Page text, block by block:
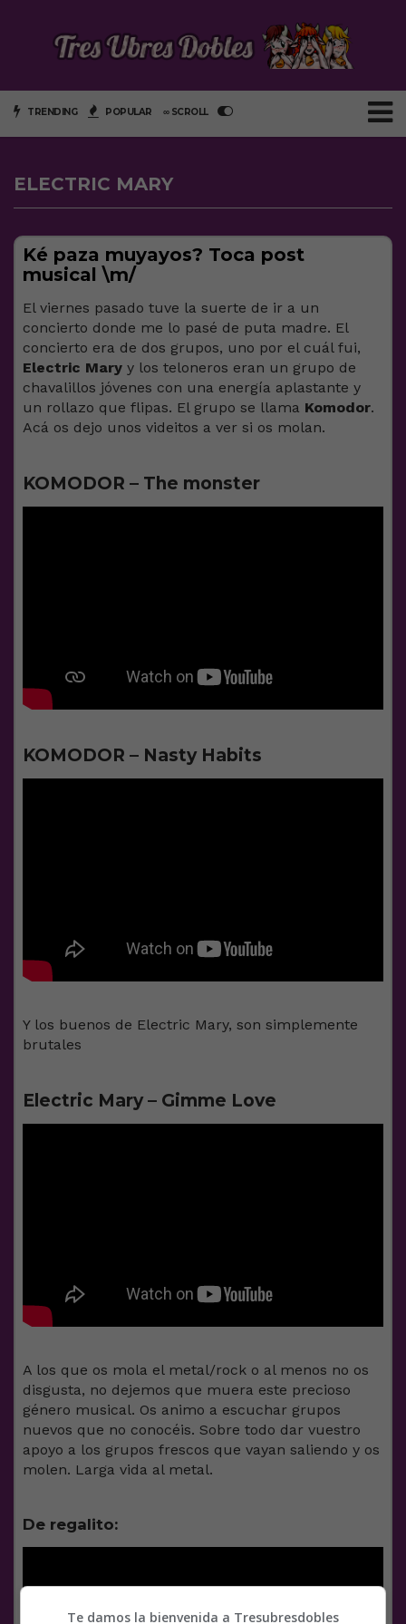
TRENDING POPULAR ∞ SCROLL
ELECTRIC MARY
Ké paza muyayos? Toca post
musical \m/
El viernes pasado tuve la suerte de ir a un
concierto donde me lo pasé de puta madre. El
concierto era de dos grupos, uno por el cuál fui,
Electric Mary y los teloneros eran un grupo de
chavalillos jóvenes con una energía aplastante y
un rollazo que flipas. El grupo se llama Komodor.
Acá os dejo unos videitos a ver si os molan.
KOMODOR – The monster
KOMODOR – Nasty Habits
Y los buenos de Electric Mary, son simplemente
brutales
Electric Mary – Gimme Love
A los que os mola el metal/rock o al menos no os
disgusta, no dejemos que muera este precioso
género musical. Os animo a escuchar grupos
nuevos que no conocéis. Sobre todo dar vuestro
apoyo a los grupos frescos que vayan saliendo y os
molen. Larga vida al metal.
De regalito:
Te damos la bienvenida a Tresubresdobles